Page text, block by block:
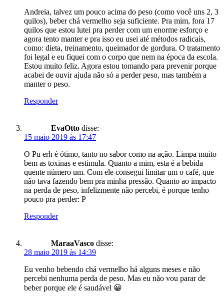
Andreia, talvez um pouco acima do peso (como você uns 2, 3
quilos), beber chá vermelho seja suficiente. Pra mim, fora 17
quilos que estou lutei pra perder com um enorme esforço e
agora tento manter e pra isso eu usei até métodos radicais,
como: dieta, treinamento, queimador de gordura. O tratamento
foi legal e eu fiquei com o corpo que nem na época da escola.
Estou muito feliz. Agora estou tomando para prevenir porque
acabei de ouvir ajuda não só a perder peso, mas também a
manter o peso.
Responder
EvaOtto disse:
15 maio 2019 às 17:47
O Pu erh é ótimo, tanto no sabor como na ação. Limpa muito
bem as toxinas e estimula. Quanto a mim, esta é a bebida
quente número um. Com ele consegui limitar um o café, que
não tava fazendo bem pra minha pressão. Quanto ao impacto
na perda de peso, infelizmente não percebi, é porque tenho
pouco pra perder: P
Responder
MaraaVasco disse:
28 maio 2019 às 14:39
Eu venho bebendo chá vermelho há alguns meses e não
percebi nenhuma perda de peso. Mas eu não vou parar de
beber porque ele é saudável 😀